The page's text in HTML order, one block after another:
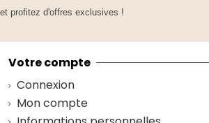
et profitez d'offres exclusives !
Votre compte
Connexion
Mon compte